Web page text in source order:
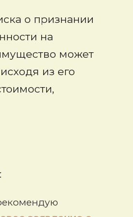
о признании
на
может
из его